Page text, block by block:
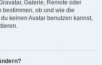
Galerie, Remote oder
bestimmen, ob und wie die
keinen Avatar benutzen kannst,